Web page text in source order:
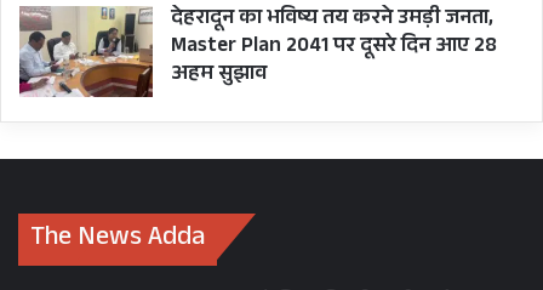
देहरादून का भविष्य तय करने उमड़ी जनता,
Master Plan 2041 पर दूसरे दिन आए 28
अहम सुझाव
The News Adda